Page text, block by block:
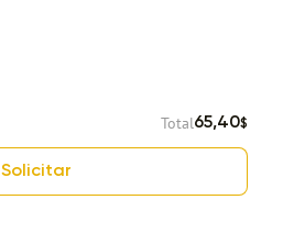
Total65,40$
Solicitar